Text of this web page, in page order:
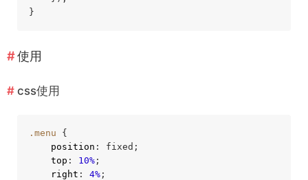
使用
css使用
.menu {
position : fixed;
top : 10%;
right : 4%;